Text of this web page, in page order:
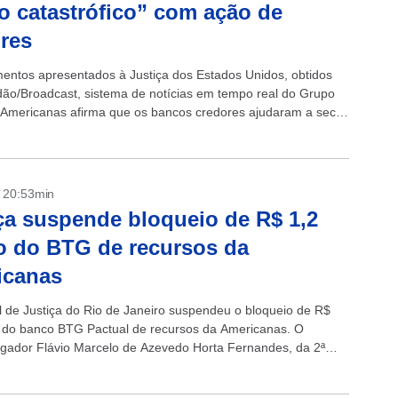
catastrófico” com ação de
apresentados à Justiça dos Estados Unidos, obtidos
Broadcast, sistema de notícias em tempo real do Grupo
afirma que os bancos credores ajudaram a secar
suspende bloqueio de R$ 1,2
do BTG de recursos da
de Justiça do Rio de Janeiro suspendeu o bloqueio de R$
banco BTG Pactual de recursos da Americanas. O
Flávio Marcelo de Azevedo Horta Fernandes, da 2ª